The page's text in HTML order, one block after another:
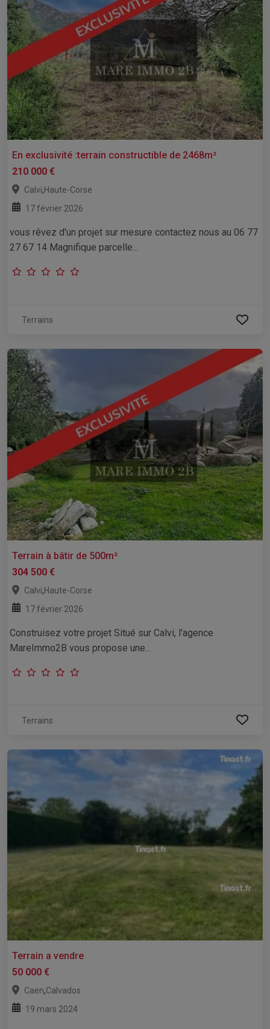
En exclusivité :terrain constructible de 2468m²
210 000 €
Calvi,Haute-Corse
17 février 2026
vous rêvez d'un projet sur mesure contactez nous au 06 77
27 67 14 Magnifique parcelle...
Terrains
Terrain à bâtir de 500m²
304 500 €
Calvi,Haute-Corse
17 février 2026
Construisez votre projet Situé sur Calvi, l'agence
MareImmo2B vous propose une...
Terrains
Terrain a vendre
50 000 €
Caen,Calvados
19 mars 2024